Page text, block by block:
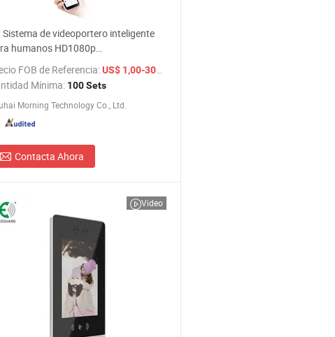
Sistema de videoportero inteligente
humanos HD1080p
timbre IP
FOB de Referencia:US$ 1,00-300,00
Mínima: 100 Sets
Morning Technology Co., Ltd.
Contacta Ahora
Video